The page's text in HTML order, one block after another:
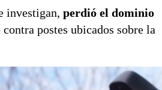
investigan, perdió el dominio
postes ubicados sobre la